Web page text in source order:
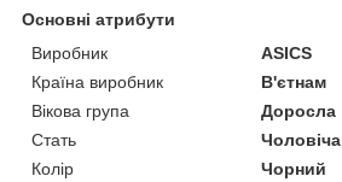
Основні атрибути
Виробник
ASICS
Країна виробник
В'єтнам
Вікова група
Доросла
Стать
Чоловіча
Колір
Чорний